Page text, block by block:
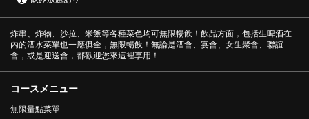
炸串、炸物、沙拉、米飯等各種菜色均可無限暢飲！飲品方面，包括生啤酒在
內的酒水菜單也一應俱全，無限暢飲！無論是酒會、宴會、女生聚會、聯誼
會，或是迎送會，都歡迎您來這裡享用！
コースメニュー
無限量點菜單